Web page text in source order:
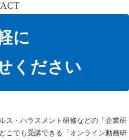
に
ください
ス・ハラスメント研修などの「企業研
こでも受講できる「オンライン動画研